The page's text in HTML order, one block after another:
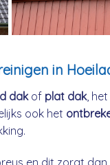
in
dakof plat dak,
ook het
en dit zorgt